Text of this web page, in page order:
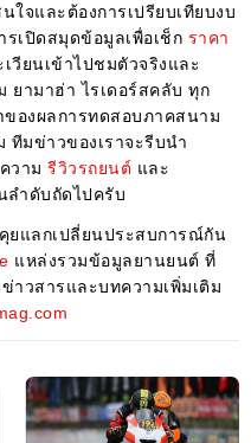
จและต้องการเปรียบเทียบงบ
เปิดสมุดข้อมูลเพื่อเช็ก ราคา
วียนเข้าไปชมตัวจริงและ
ามาฮ่า ไรเดอร์สคลับ ทุก
องผลการทดสอบภาคสนาม
ทีมข่าวของเราจะรีบนำ
วาม รีวิวรถยนต์ และ
ลำดับถัดไปครับ
ยแลกเปลี่ยนประสบการณ์กัน
แหล่งรวมข้อมูลยานยนต์ ที่
าวสารและบทความเพิ่มเติม